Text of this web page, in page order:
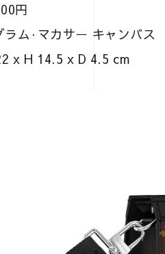
円
ラム·マカサー キャンバス
x H 14.5 x D 4.5 cm